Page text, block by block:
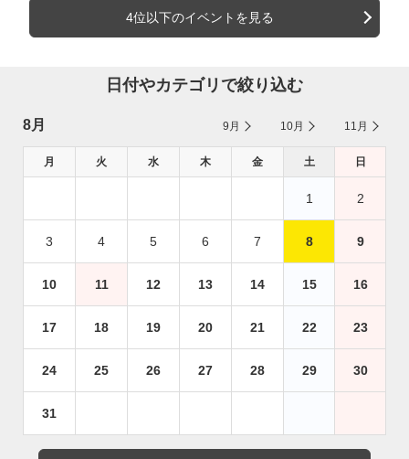
4位以下のイベントを見る
日付やカテゴリで絞り込む
8月 9月 10月 11月
月 火 水 木 金 土 日
1 2
3 4 5 6 7 8 9
10 11 12 13 14 15 16
17 18 19 20 21 22 23
24 25 26 27 28 29 30
31